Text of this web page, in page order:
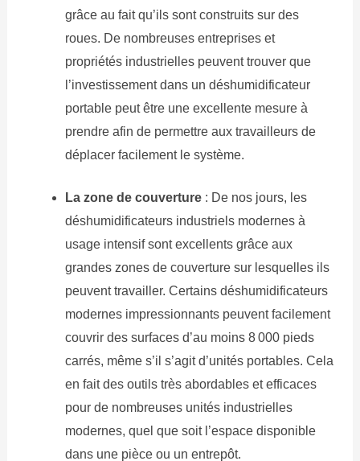
grâce au fait qu’ils sont construits sur des
roues. De nombreuses entreprises et
propriétés industrielles peuvent trouver que
l’investissement dans un déshumidificateur
portable peut être une excellente mesure à
prendre afin de permettre aux travailleurs de
déplacer facilement le système.
La zone de couverture: De nos jours, les
déshumidificateurs industriels modernes à
usage intensif sont excellents grâce aux
grandes zones de couverture sur lesquelles ils
peuvent travailler. Certains déshumidificateurs
modernes impressionnants peuvent facilement
couvrir des surfaces d’au moins 8 000 pieds
carrés, même s’il s’agit d’unités portables. Cela
en fait des outils très abordables et efficaces
pour de nombreuses unités industrielles
modernes, quel que soit l’espace disponible
dans une pièce ou un entrepôt.